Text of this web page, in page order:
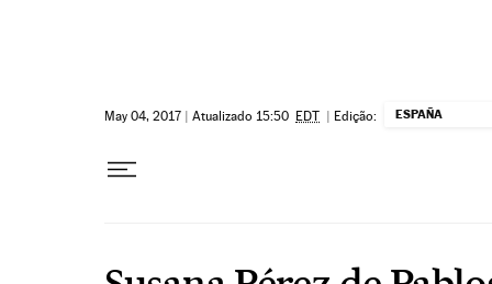
May 04, 2017 | Atualizado 15:50 EDT | Edição: ESPAÑA